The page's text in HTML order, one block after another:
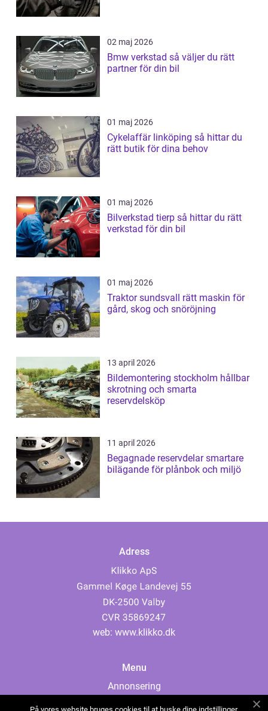
02 maj 2026
Bmw verkstad så väljer du rätt
partner för din bil
01 maj 2026
Cykelaffär linköping så hittar du
rätt butik för dina behov
01 maj 2026
Bilverkstad tierp så hittar du rätt
verkstad för din bil
01 maj 2026
Traktor sundsvall rätt maskin för
gård, skog och snöröjning
13 april 2026
Bildemontering stockholm hållbar
skrotning och smarta
reservdelsköp
11 april 2026
Begagnade reservdelar smartare
bilägande för plånbok och miljö
Adress
web: www.klikko.dk
Menu
Annonsering